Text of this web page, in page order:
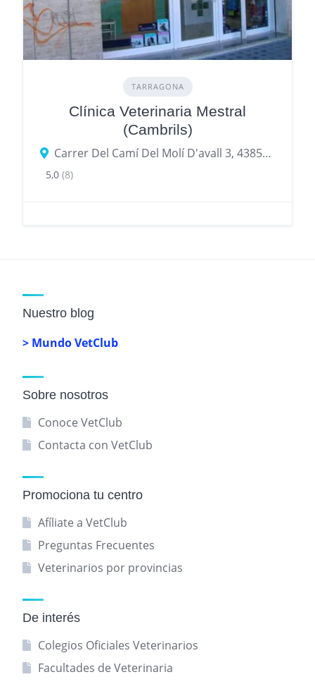
TARRAGONA
Clínica Veterinaria Mestral
(Cambrils)
Carrer Del Camí Del Molí D'avall 3, 43850 Cambrils, provincia de Tarragona, España
5,0 (8)
Nuestro blog
> Mundo VetClub
Sobre nosotros
Conoce VetClub
Contacta con VetClub
Promociona tu centro
Afíliate a VetClub
Preguntas Frecuentes
Veterinarios por provincias
De interés
Colegios Oficiales Veterinarios
Facultades de Veterinaria